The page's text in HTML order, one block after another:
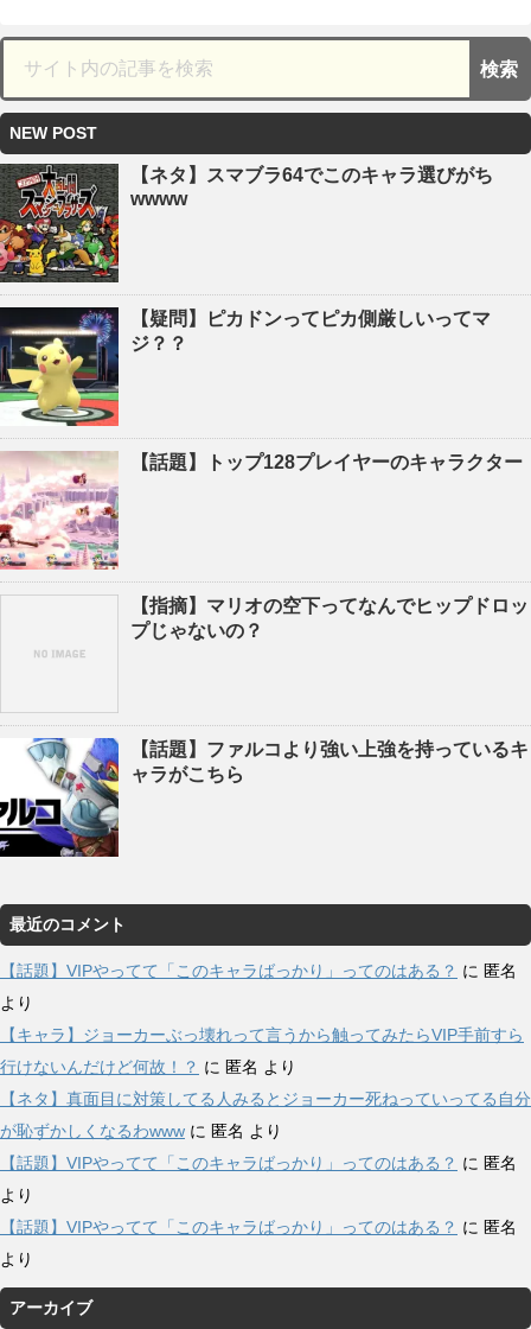
NEW POST
【ネタ】スマブラ64でこのキャラ選びがち
wwww
【疑問】ピカドンってピカ側厳しいってマ
ジ？？
【話題】トップ128プレイヤーのキャラクター
【指摘】マリオの空下ってなんでヒップドロッ
プじゃないの？
【話題】ファルコより強い上強を持っているキ
ャラがこちら
最近のコメント
【話題】VIPやってて「このキャラばっかり」ってのはある？ に 匿名
より
【キャラ】ジョーカーぶっ壊れって言うから触ってみたらVIP手前すら
行けないんだけど何故！？ に 匿名 より
【ネタ】真面目に対策してる人みるとジョーカー死ねっていってる自分
が恥ずかしくなるわwww に 匿名 より
【話題】VIPやってて「このキャラばっかり」ってのはある？ に 匿名
より
【話題】VIPやってて「このキャラばっかり」ってのはある？ に 匿名
より
アーカイブ